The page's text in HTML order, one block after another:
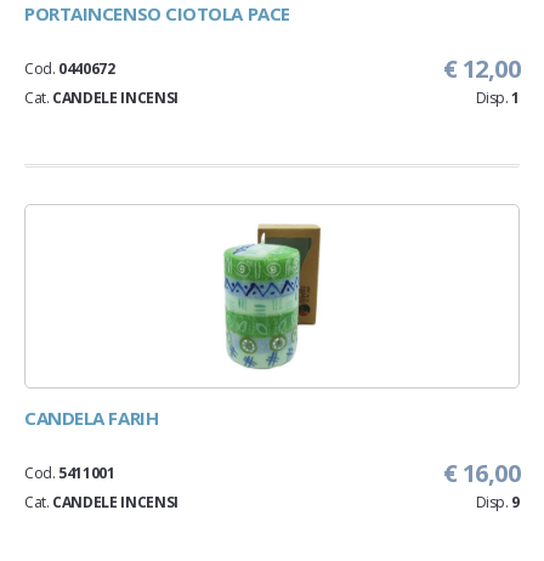
PORTAINCENSO CIOTOLA PACE
€ 12,00
Cod. 0440672
Cat. CANDELE INCENSI Disp.1
CANDELA FARIH
€ 16,00
Cod. 5411001
Cat. CANDELE INCENSI Disp. 9